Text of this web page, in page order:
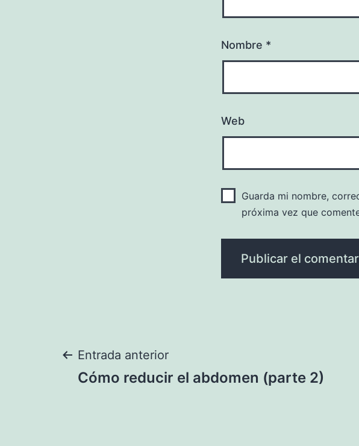
Nombre *
Web
Guarda mi nombre,
próxima vez que
Navegación
Entrada anterior
Cómo reducir el abdomen (parte 2)